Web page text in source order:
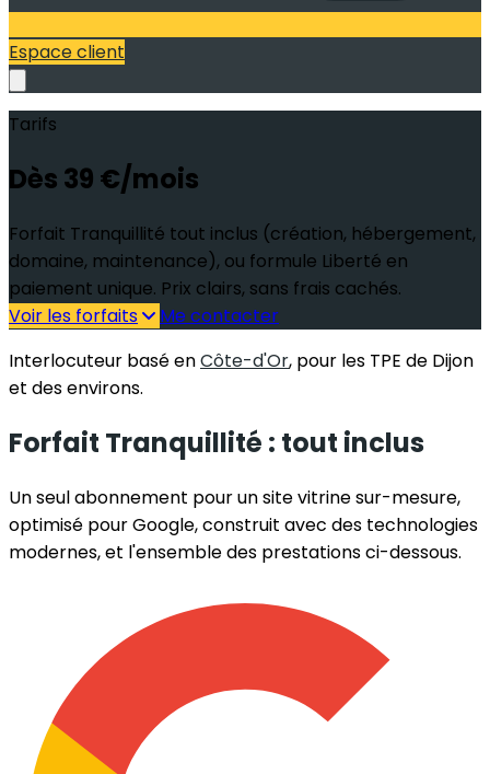
Espace client
Tarifs
Dès 39 €/mois
Forfait Tranquillité tout inclus (création, hébergement,
domaine, maintenance), ou formule Liberté en
paiement unique. Prix clairs, sans frais cachés.
Voir les forfaits
Me contacter
Interlocuteur basé enCôte-d'Or, pour les TPE de Dijon
et des environs.
Forfait Tranquillité : tout inclus
Un seul abonnement pour un site vitrine sur-mesure,
optimisé pour Google, construit avec des technologies
modernes, et l'ensemble des prestations ci-dessous.